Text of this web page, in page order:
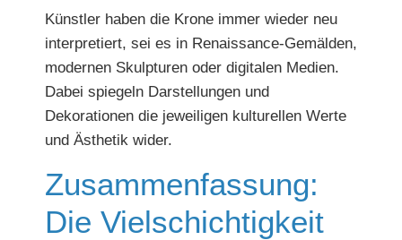
Künstler haben die Krone immer wieder neu
interpretiert, sei es in Renaissance-Gemälden,
modernen Skulpturen oder digitalen Medien.
Dabei spiegeln Darstellungen und
Dekorationen die jeweiligen kulturellen Werte
und Ästhetik wider.
Zusammenfassung:
Die Vielschichtigkeit